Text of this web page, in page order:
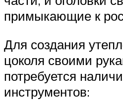
примыкающие к
Для создания
цоколя своими
потребуется
инструментов: